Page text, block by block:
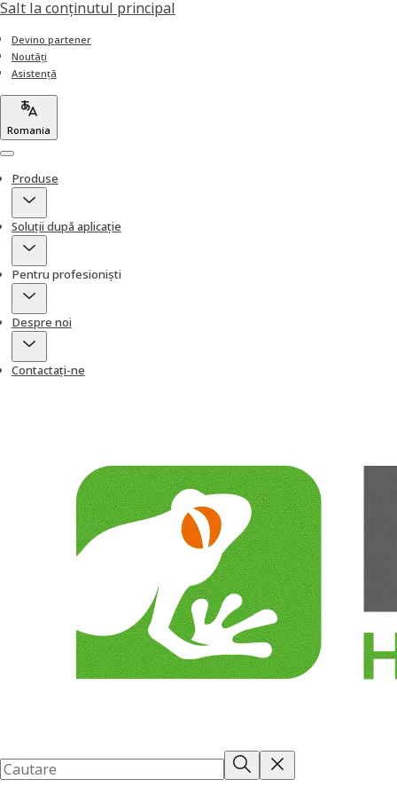
Salt la conţinutul principal
Devino partener
Noutăți
Asistență
Romania
Menu
Produse
Soluții după aplicație
Pentru profesioniști
Despre noi
Contactați-ne